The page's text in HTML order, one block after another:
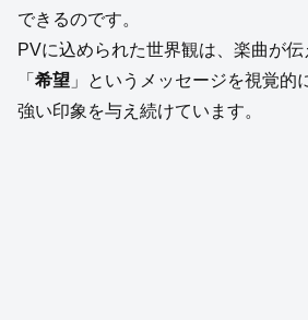
できるのです。
PVに込められた世界観は、楽曲が伝
「 希望 」というメッセージを視覚的
強い印象を与え続けています。